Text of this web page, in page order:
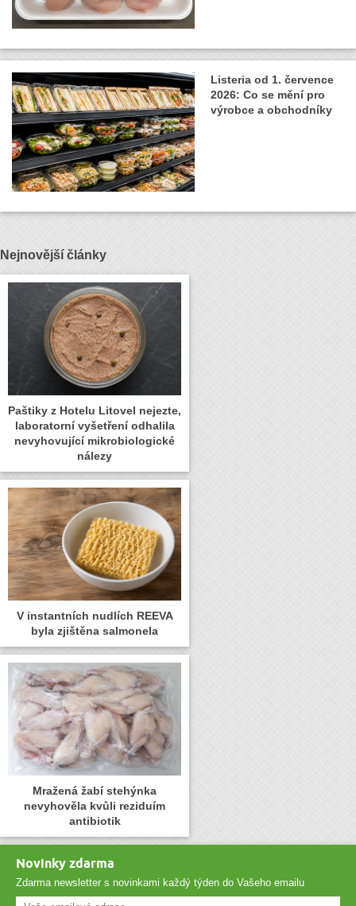
Listeria od 1. července
2026: Co se mění pro
výrobce a obchodníky
Nejnovější články
Paštiky z Hotelu Litovel nejezte,
laboratorní vyšetření odhalila
nevyhovující mikrobiologické
nálezy
V instantních nudlích REEVA
byla zjištěna salmonela
Mražená žabí stehýnka
nevyhověla kvůli reziduím
antibiotik
Novinky zdarma
Zdarma newsletter s novinkami každý týden do Vašeho emailu